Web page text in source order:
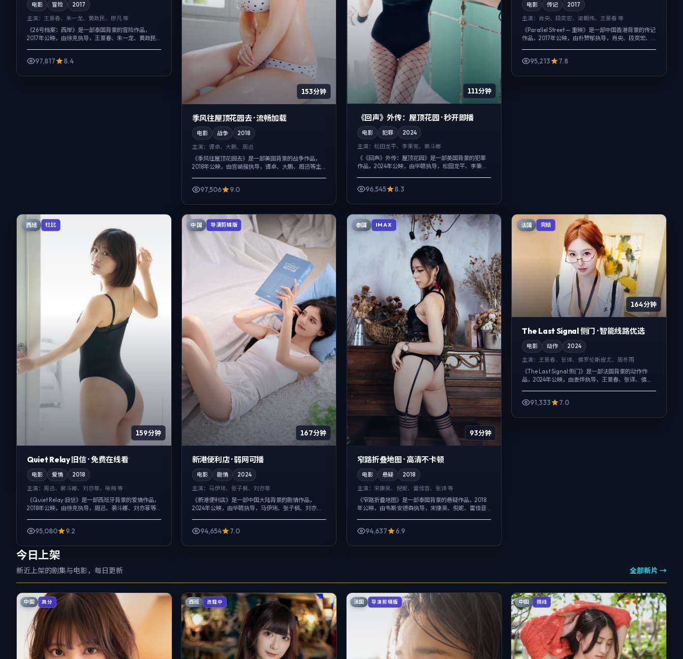
电影 冒险
2017
主演： 王景春、朱一龙、黄政民、廖凡 等
《26号档案：西岸》是一部泰国背景的冒险作品，
2017年公映，由徐克执导，王景春、朱一龙、黄政民
97,817 8.4
153分钟
季风往屋顶花园去 · 流畅加载
电影 战争
2018
主演： 谭卓、大鹏、周迅
《季风往屋顶花园去》是一部美国背景的战争作品，
2018年公映，由宫崎骏执导，谭卓、大鹏、周迅等主
97,506 9.0
111分钟
《回声》外传：屋顶花园 · 秒开即播
电影 犯罪
2024
主演： 松田龙平、李秉宪、裴斗娜
《《回声》外传：屋顶花园》是一部英国背景的犯罪
作品，2024年公映，由毕赣执导，松田龙平、李秉
96,545 8.3
电影 传记
2017
主演： 肖央、段奕宏、梁朝伟、王景春 等
《Parallel Street — 重映》是一部中国香港背景的传记
作品，2017年公映，由朴赞郁执导，肖央、段奕宏、
95,213 7.8
西班 杜比
159分钟
Quiet Relay 旧信 · 免费在线看
电影 爱情
2018
主演： 周迅、裴斗娜、刘亦菲、咏梅 等
《Quiet Relay 旧信》是一部西班牙背景的爱情作品，
2018年公映，由徐克执导，周迅、裴斗娜、刘亦菲等
95,080 9.2
中国 导演剪辑版
167分钟
新港便利店 · 弱网可播
电影 剧情
2024
主演： 马伊琍、张子枫、刘亦菲
《新港便利店》是一部中国大陆背景的剧情作品，
2024年公映，由毕赣执导，马伊琍、张子枫、刘亦菲
94,654 7.0
泰国 IMAX
93分钟
窄路折叠地图 · 高清不卡顿
电影 悬疑
2018
主演： 宋康昊、倪妮、雷佳音、张译 等
《窄路折叠地图》是一部泰国背景的悬疑作品，2018
年公映，由韦斯·安德森执导，宋康昊、倪妮、雷佳音
94,637 6.9
法国 完结
164分钟
The Last Signal 侧门 · 智能线路优选
电影 动作
2024
主演：王景春、张译、佛罗伦斯·皮尤、周冬雨
《The Last Signal 侧门》是一部法国背景的动作作
品，2024年公映，由娄烨执导，王景春、张译、佛罗
91,333 7.0
今日上架
新近上架的剧集与电影，每日更新 全部新片 →
中国 高分 西班 连载中 法国 导演剪辑版 中国 院线